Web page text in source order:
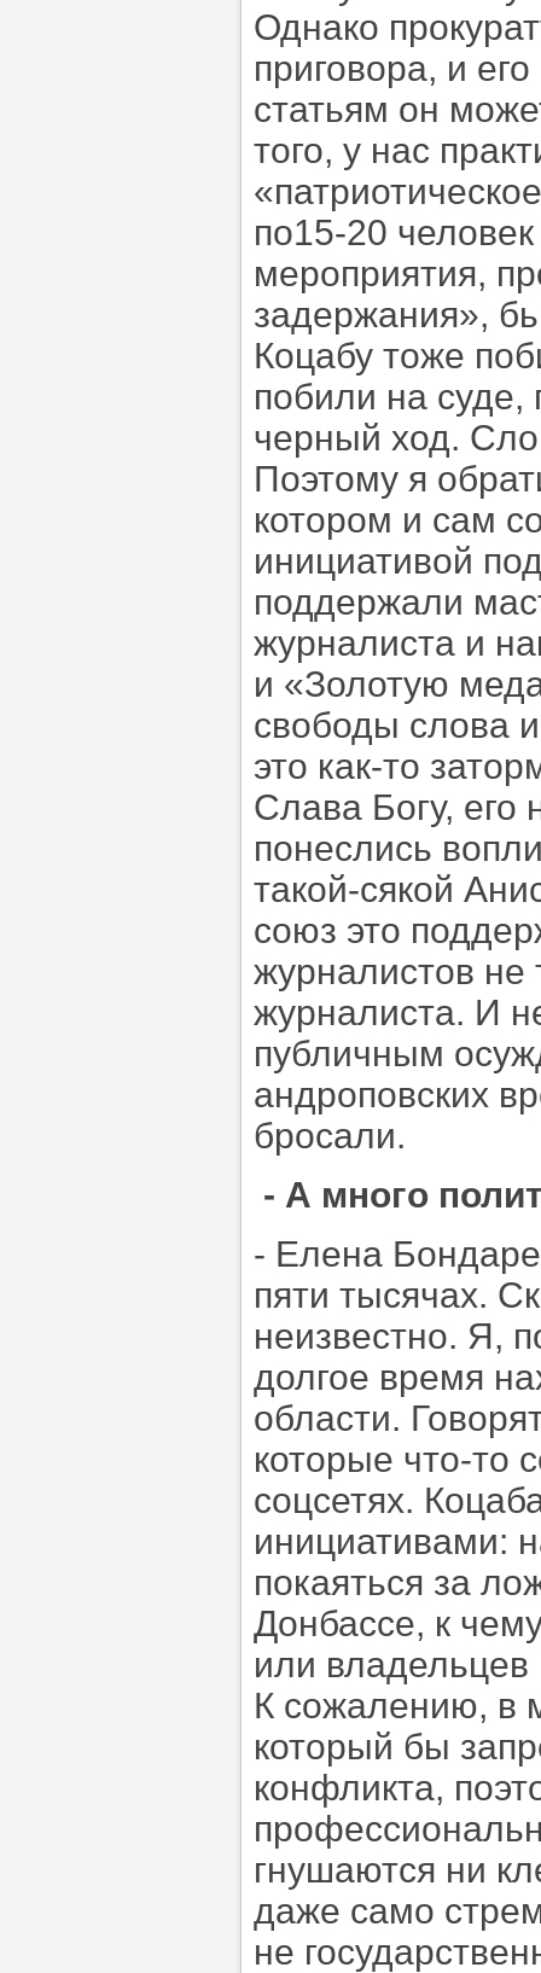
Однако
приговора, и
статьям он
того, у нас
по15-20
мероприятия,
задержания»,
Коцабу тоже
побили на суде,
черный ход.
Поэтому я
котором и сам
инициативой
поддержали
журналиста и
и «Золотую
свободы слова
это как-то
Слава Богу, его
понеслись
такой-сякой
союз это
журналистов не
журналиста. И
публичным
андроповских
бросали.
- А много
- Елена
пяти тысячах.
неизвестно. Я,
долгое время
области.
которые что-то
соцсетях.
инициативами:
покаяться за
Донбассе, к
или
К сожалению, в
который бы
конфликта,
гнушаются ни
даже само
не